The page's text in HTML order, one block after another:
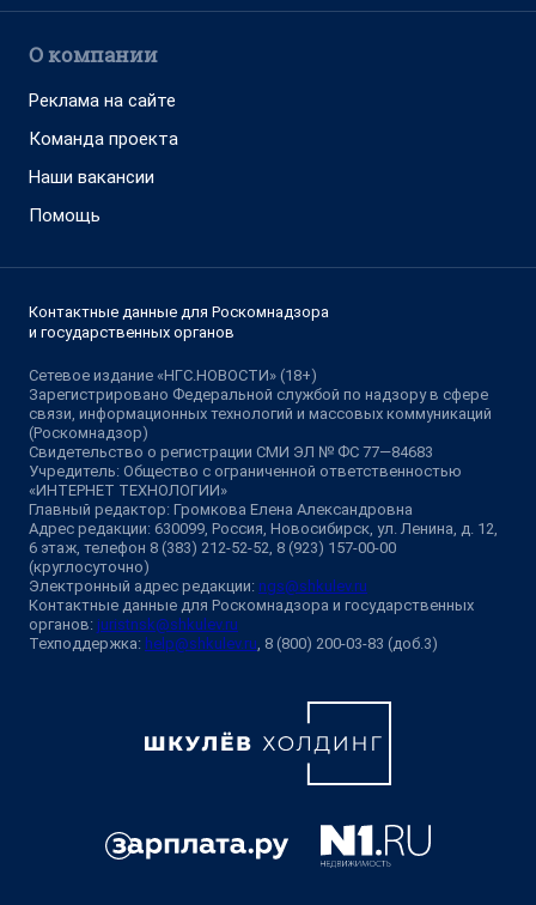
О компании
Реклама на сайте
Команда проекта
Наши вакансии
Помощь
Контактные данные для Роскомнадзора
и государственных органов
Сетевое издание «НГС.НОВОСТИ» (18+)
Зарегистрировано Федеральной службой по надзору в сфере
связи, информационных технологий и массовых коммуникаций
(Роскомнадзор)
Свидетельство о регистрации СМИ ЭЛ № ФС 77—84683
Учредитель: Общество с ограниченной ответственностью
«ИНТЕРНЕТ ТЕХНОЛОГИИ»
Главный редактор: Громкова Елена Александровна
Адрес редакции: 630099, Россия, Новосибирск, ул. Ленина, д. 12,
6 этаж, телефон 8 (383) 212-52-52, 8 (923) 157-00-00
(круглосуточно)
Электронный адрес редакции: ngs@shkulev.ru
Контактные данные для Роскомнадзора и государственных
органов: juristnsk@shkulev.ru
Техподдержка: help@shkulev.ru, 8 (800) 200-03-83 (доб.3)